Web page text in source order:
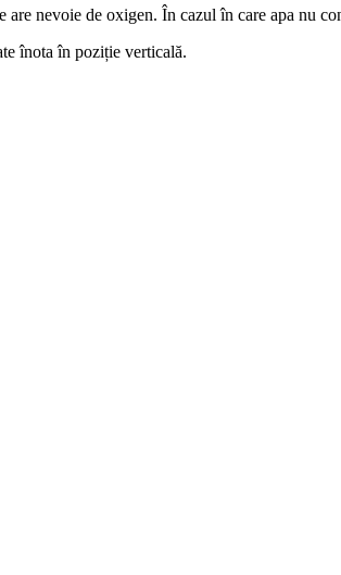
are nevoie de oxigen. În cazul în care apa nu
înota în poziție verticală.